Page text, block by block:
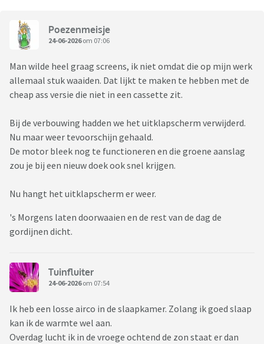
Poezenmeisje
24-06-2026om 07:06
Man wilde heel graag screens, ik niet omdat die op mijn werk
allemaal stuk waaiden. Dat lijkt te maken te hebben met de
cheap ass versie die niet in een cassette zit.
Bij de verbouwing hadden we het uitklapscherm verwijderd.
Nu maar weer tevoorschijn gehaald.
De motor bleek nog te functioneren en die groene aanslag
zou je bij een nieuw doek ook snel krijgen.
Nu hangt het uitklapscherm er weer.
's Morgens laten doorwaaien en de rest van de dag de
gordijnen dicht.
Tuinfluiter
24-06-2026om 07:54
Ik heb een losse airco in de slaapkamer. Zolang ik goed slaap
kan ik de warmte wel aan.
Overdag lucht ik in de vroege ochtend de zon staat er dan